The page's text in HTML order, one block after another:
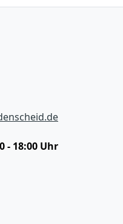
- 18:00 Uhr